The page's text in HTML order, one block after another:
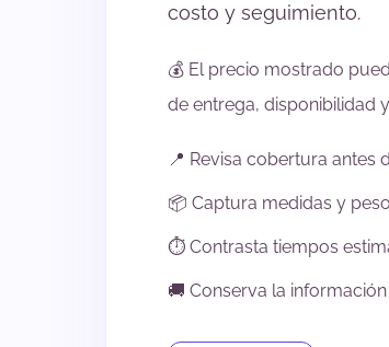
costo y seguimiento.
💰 El precio mostrado
de entrega, disponibilidad
📍 Revisa cobertura antes
📦 Captura medidas y
⏱️ Contrasta tiempos
🚚 Conserva la